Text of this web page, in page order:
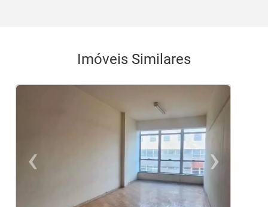
Imóveis Similares
‹
Previous
›